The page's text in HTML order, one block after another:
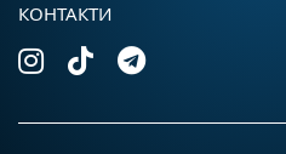
КОНТАКТИ